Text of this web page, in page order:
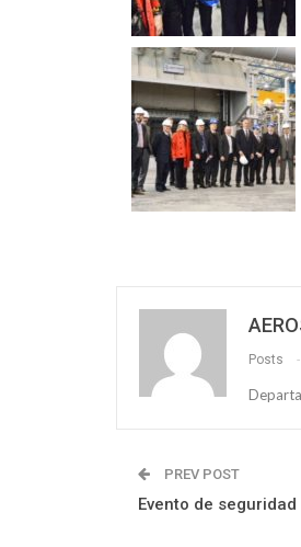
Posts
PREV POST
Evento de